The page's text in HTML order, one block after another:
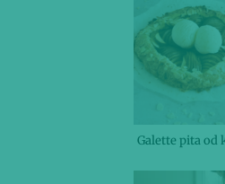
Galette pita od